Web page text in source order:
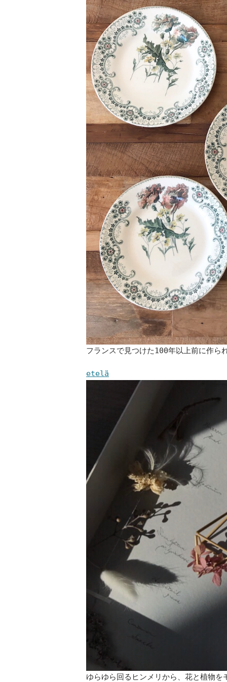
フランスで見つけた100年以上前に作ら
etelä
ゆらゆら回るヒンメリから、花と植物